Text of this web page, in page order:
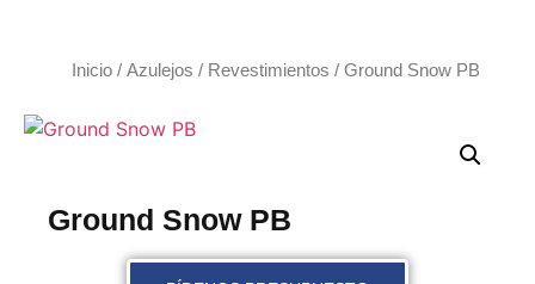
Inicio / Azulejos / Revestimientos / Ground Snow PB
Ground Snow PB